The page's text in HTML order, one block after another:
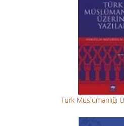
Türk Müslümanlığı